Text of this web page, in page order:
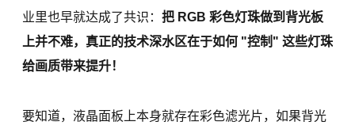
业里也早就达成了共识： 把 RGB 彩色灯珠做到背光板
上并不难，真正的技术深水区在于如何 "控制" 这些灯珠
给画质带来提升！
要知道，液晶面板上本身就存在彩色滤光片，如果背光